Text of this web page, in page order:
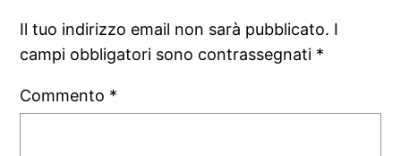
Il tuo indirizzo email non sarà pubblicato. I
campi obbligatori sono contrassegnati *
Commento *